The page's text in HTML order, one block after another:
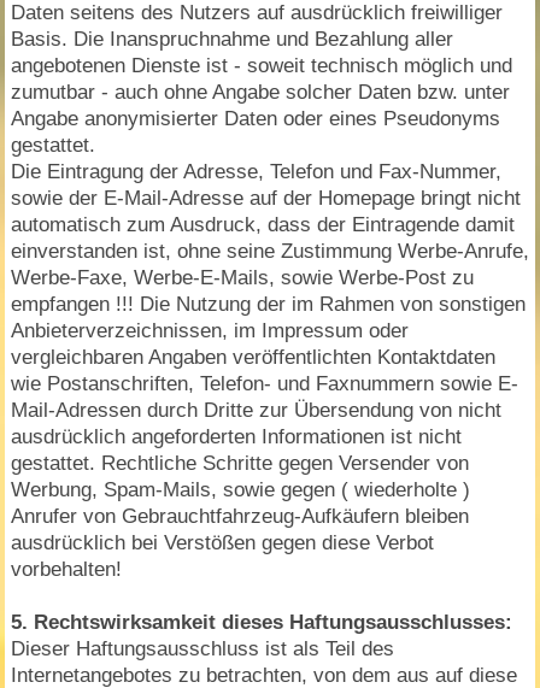
Daten seitens des Nutzers auf ausdrücklich freiwilliger
Basis. Die Inanspruchnahme und Bezahlung aller
angebotenen Dienste ist - soweit technisch möglich und
zumutbar - auch ohne Angabe solcher Daten bzw. unter
Angabe anonymisierter Daten oder eines Pseudonyms
gestattet.
Die Eintragung der Adresse, Telefon und Fax-Nummer,
sowie der E-Mail-Adresse auf der Homepage bringt nicht
automatisch zum Ausdruck, dass der Eintragende damit
einverstanden ist, ohne seine Zustimmung Werbe-Anrufe,
Werbe-Faxe, Werbe-E-Mails, sowie Werbe-Post zu
empfangen !!! Die Nutzung der im Rahmen von sonstigen
Anbieterverzeichnissen, im Impressum oder
vergleichbaren Angaben veröffentlichten Kontaktdaten
wie Postanschriften, Telefon- und Faxnummern sowie E-
Mail-Adressen durch Dritte zur Übersendung von nicht
ausdrücklich angeforderten Informationen ist nicht
gestattet. Rechtliche Schritte gegen Versender von
Werbung, Spam-Mails, sowie gegen ( wiederholte )
Anrufer von Gebrauchtfahrzeug-Aufkäufern bleiben
ausdrücklich bei Verstößen gegen diese Verbot
vorbehalten!
5. Rechtswirksamkeit dieses Haftungsausschlusses:
Dieser Haftungsausschluss ist als Teil des
Internetangebotes zu betrachten, von dem aus auf diese